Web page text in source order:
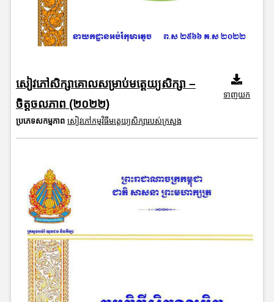
សៀវភៅសិក្សាគោលសម្រាប់មត្តេយ្យសិក្សា –
ចិត្តចលភាព (២០២២)
ប្រភេទសកម្មភាព សៀវភៅកម្មវិធីមត្តេយ្យសិក្សារបស់ក្រសួង
ទាញយក